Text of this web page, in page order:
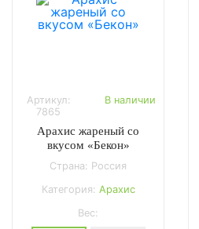
Артикул:
7865
В наличии
Арахис жареный со
вкусом «Бекон»
Страна: Россия
Категория: Арахис
Вес: